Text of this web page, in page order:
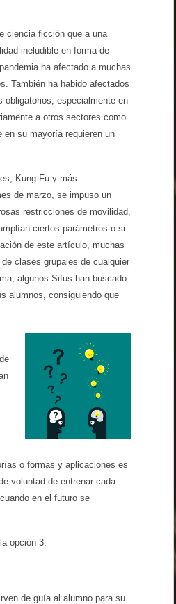
ciencia ficción que a una
ineludible en forma de
ha afectado a muchas
También ha habido afectados
obligatorios, especialmente en
a otros sectores como
en su mayoría requieren un
Kung Fu y más
de marzo, se impuso un
restricciones de movilidad,
ciertos parámetros o si
de este artículo, muchas
clases grupales de cualquier
algunos Sifus han buscado
alumnos, consiguiendo que
o formas y aplicaciones es
voluntad de entrenar cada
en el futuro se
opción 3.
de guía al alumno para su